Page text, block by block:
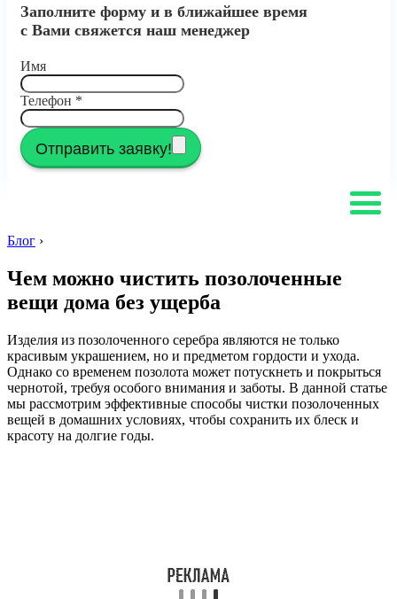
Заполните форму и в ближайшее время
с Вами свяжется наш менеджер
Имя
Телефон *
Отправить заявку!
Блог ›
Чем можно чистить позолоченные
вещи дома без ущерба
Изделия из позолоченного серебра являются не только
красивым украшением, но и предметом гордости и ухода.
Однако со временем позолота может потускнеть и покрыться
чернотой, требуя особого внимания и заботы. В данной статье
мы рассмотрим эффективные способы чистки позолоченных
вещей в домашних условиях, чтобы сохранить их блеск и
красоту на долгие годы.